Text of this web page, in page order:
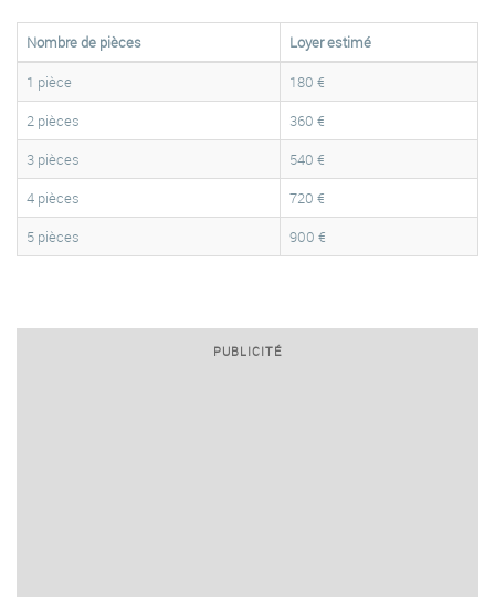
Nombre de pièces
Loyer estimé
1 pièce
180 €
2 pièces
360 €
3 pièces
540 €
4 pièces
720 €
5 pièces
900 €
PUBLICITÉ